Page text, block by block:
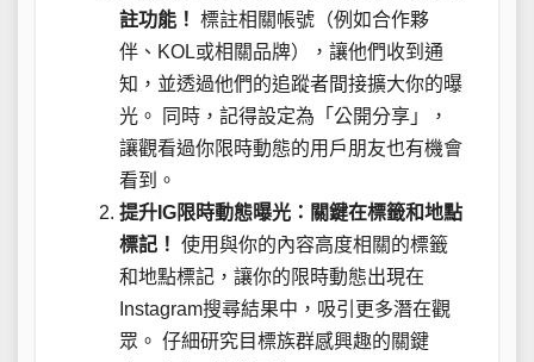
註功能！ 標註相關帳號（例如合作夥
伴、KOL或相關品牌），讓他們收到通
知，並透過他們的追蹤者間接擴大你的曝
光。 同時，記得設定為「公開分享」，
讓觀看過你限時動態的用戶朋友也有機會
看到。
提升IG限時動態曝光：關鍵在標籤和地點
標記！ 使用與你的內容高度相關的標籤
和地點標記，讓你的限時動態出現在
Instagram搜尋結果中，吸引更多潛在觀
眾。 仔細研究目標族群感興趣的關鍵